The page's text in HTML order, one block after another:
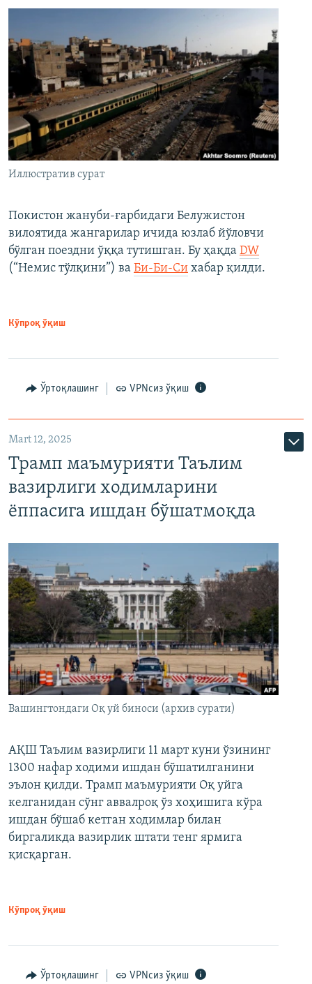
Иллюстратив сурат
Покистон жануби-ғарбидаги Белужистон
вилоятида жангарилар ичида юзлаб йўловчи
бўлган поездни ўққа тутишган. Бу ҳақда DW
(“Немис тўлқини”) ва Би-Би-Си хабар қилди.
Кўпроқ ўқиш
Ўртоқлашинг VPNсиз ўқиш
Mart 12, 2025
Трамп маъмурияти Таълим
вазирлиги ходимларини
ёппасига ишдан бўшатмоқда
Вашингтондаги Оқ уй биноси (архив сурати)
АҚШ Таълим вазирлиги 11 март куни ўзининг
1300 нафар ходими ишдан бўшатилганини
эълон қилди. Трамп маъмурияти Оқ уйга
келганидан сўнг аввалроқ ўз хоҳишига кўра
ишдан бўшаб кетган ходимлар билан
биргаликда вазирлик штати тенг ярмига
қисқарган.
Кўпроқ ўқиш
Ўртоқлашинг VPNсиз ўқиш